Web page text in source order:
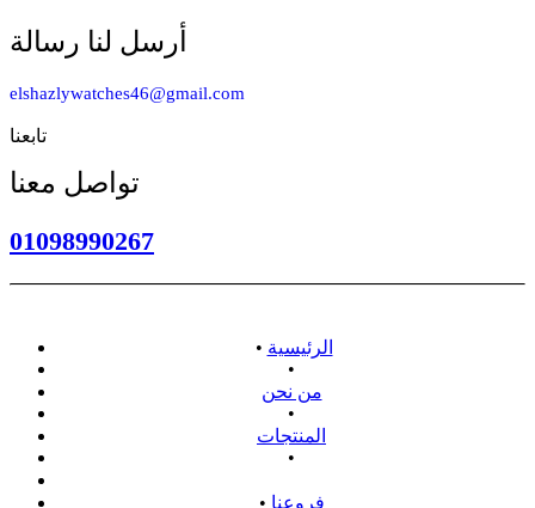
أرسل لنا رسالة
elshazlywatches46@gmail.com
تابعنا
تواصل معنا
01098990267
• الرئيسية
•
من نحن
•
المنتجات
•
• فروعنا